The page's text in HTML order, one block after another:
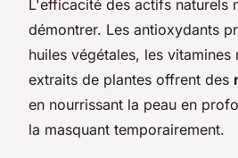
L'efficacité des actifs naturels
démontrer. Les antioxydants
huiles végétales, les vitamines
extraits de plantes offrent des
en nourrissant la peau en
la masquant temporairement.